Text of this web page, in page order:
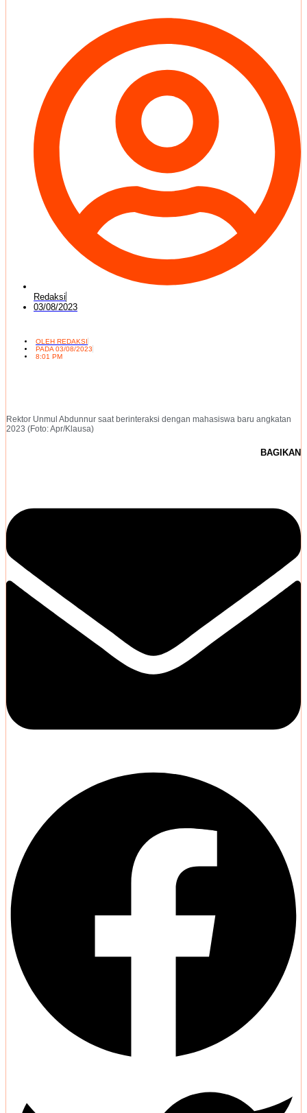
Redaksi
03/08/2023
OLEH REDAKSI
PADA03/08/2023
8:01 PM
Rektor Unmul Abdunnur saat berinteraksi dengan mahasiswa baru angkatan
2023 (Foto: Apr/Klausa)
BAGIKAN